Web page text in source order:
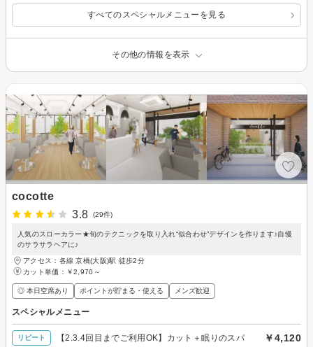
すべてのスペシャルメニューを見る
その他の情報を表示
cocotte
3.8
(29件)
人気のスローカラー★旬のテクニックを取り入れ“似合わせ”デザインを作ります♪自慢
のサラサラヘアに♪
アクセス：各線 京橋(大阪)駅 徒歩2分
カット単価： ￥2,970～
◎ 本日空席あり ポイントが貯まる・使える メンズ歓迎
スペシャルメニュー
リピート 【2.3.4回目までご利用OK】カット＋眠りのスパ ￥4,120